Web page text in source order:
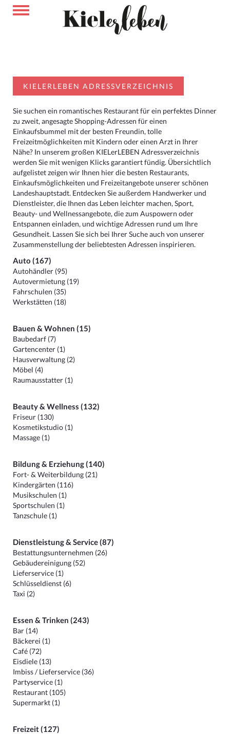
KIELERLEBEN ADRESSVERZEICHNIS
Sie suchen ein romantisches Restaurant für ein perfektes Dinner
zu zweit, angesagte Shopping-Adressen für einen
Einkaufsbummel mit der besten Freundin, tolle
Freizeitmöglichkeiten mit Kindern oder einen Arzt in Ihrer
Nähe? In unserem großen KIELerLEBEN Adressverzeichnis
werden Sie mit wenigen Klicks garantiert fündig. Übersichtlich
aufgelistet zeigen wir Ihnen hier die besten Restaurants,
Einkaufsmöglichkeiten und Freizeitangebote unserer schönen
Landeshauptstadt. Entdecken Sie außerdem Handwerker und
Dienstleister, die Ihnen das Leben leichter machen, Sport,
Beauty- und Wellnessangebote, die zum Auspowern oder
Entspannen einladen, und wichtige Adressen rund um Ihre
Gesundheit. Lassen Sie sich bei Ihrer Suche auch von unserer
Zusammenstellung der beliebtesten Adressen inspirieren.
Auto (167)
Autohändler (95)
Autovermietung (19)
Fahrschulen (35)
Werkstätten (18)
Bauen & Wohnen (15)
Baubedarf (7)
Gartencenter (1)
Hausverwaltung (2)
Möbel (4)
Raumausstatter (1)
Beauty & Wellness (132)
Friseur (130)
Kosmetikstudio (1)
Massage (1)
Bildung & Erziehung (140)
Fort- & Weiterbildung (21)
Kindergärten (116)
Musikschulen (1)
Sportschulen (1)
Tanzschule (1)
Dienstleistung & Service (87)
Bestattungsunternehmen (26)
Gebäudereinigung (52)
Lieferservice (1)
Schlüsseldienst (6)
Taxi (2)
Essen & Trinken (243)
Bar (14)
Bäckerei (1)
Café (72)
Eisdiele (13)
Imbiss / Lieferservice (36)
Partyservice (1)
Restaurant (105)
Supermarkt (1)
Freizeit (127)